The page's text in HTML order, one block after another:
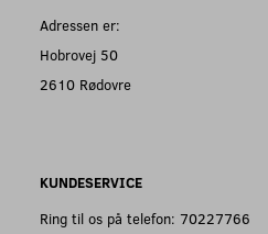
Adressen er:
Hobrovej 50
2610 Rødovre
KUNDESERVICE
Ring til os på telefon: 70227766